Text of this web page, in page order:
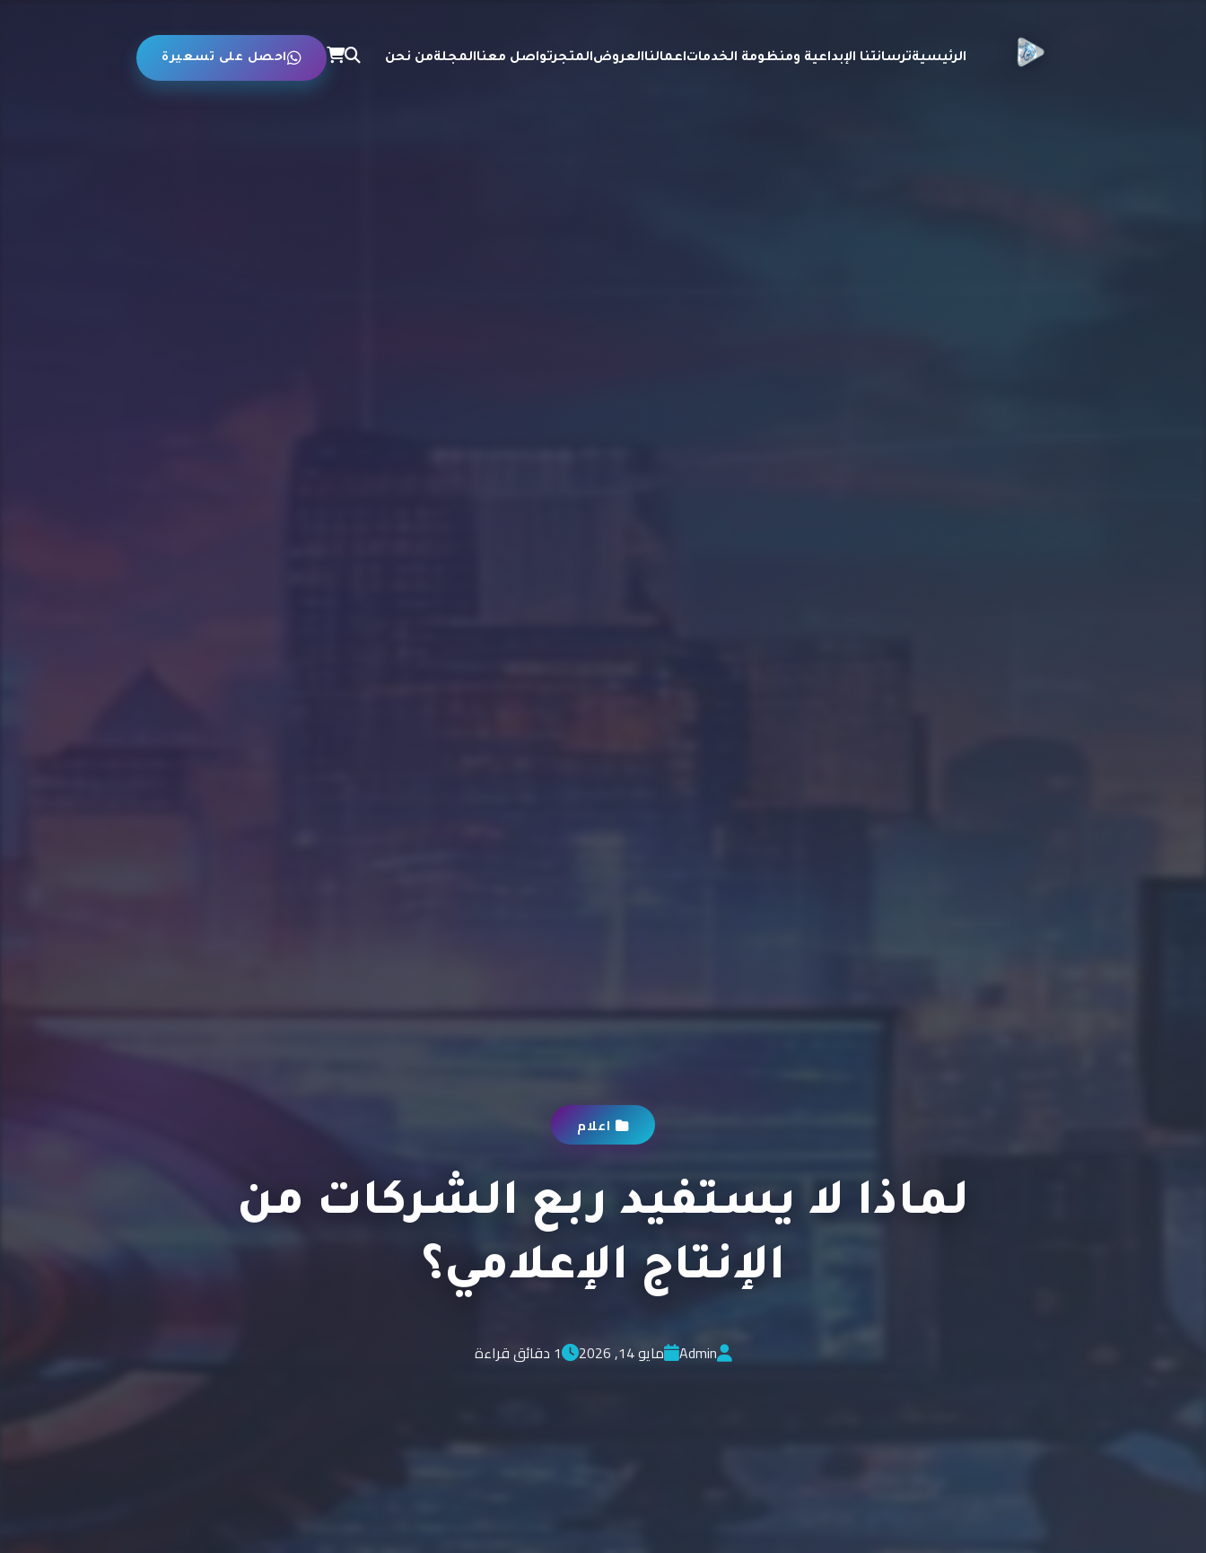
الرئيسيةترسانتنا الإبداعية ومنظومة الخدماتاعمالناالعروضالمتجرتواصل معناالمجلةمن نحن احصل على تسعيرة
اعلام
لماذا لا يستفيد ربع الشركات من
الإنتاج الإعلامي؟
Admin مايو 14, 2026 1 دقائق قراءة